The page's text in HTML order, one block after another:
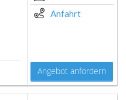
Anfahrt
Angebot anfordern